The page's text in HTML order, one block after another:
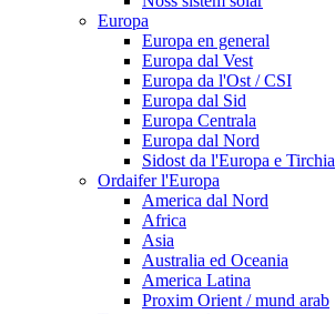
Europa
Europa en general
Europa dal Vest
Europa da l'Ost / CSI
Europa dal Sid
Europa Centrala
Europa dal Nord
Sidost da l'Europa e Tirchia
Ordaifer l'Europa
America dal Nord
Africa
Asia
Australia ed Oceania
America Latina
Proxim Orient / mund arab